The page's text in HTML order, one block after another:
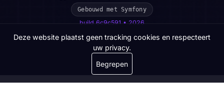
Deze website plaatst geen tracking cookies en respecteert
uw privacy.
Begrepen
Gebouwd met Symfony
build 6c9c591 • 2026